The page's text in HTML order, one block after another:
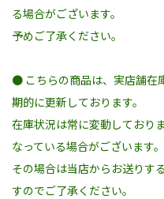
る場合がございます。
予めご了承ください。
● こちらの商品は、実店舗在
期的に更新しております。
在庫状況は常に変動しており
なっている場合がございます。
その場合は当店からお送りす
すのでご了承ください。